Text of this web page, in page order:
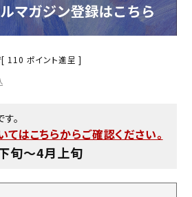
[ 110 ポイント進呈 ]
。
はこちらからご確認ください。
旬〜4月上旬